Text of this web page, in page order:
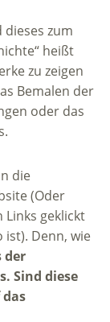
zum
heißt
zu zeigen
Bemalen der
oder das
die
(Oder
geklickt
ist). Denn, wie
der
Sind diese